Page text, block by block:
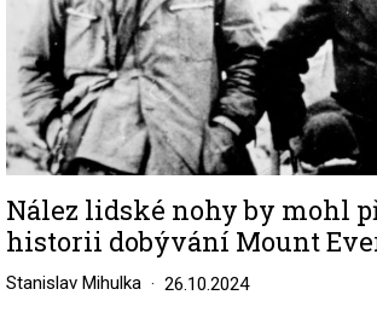
Nález lidské nohy by mohl
historii dobývání Mount
Stanislav Mihulka 26.10.2024